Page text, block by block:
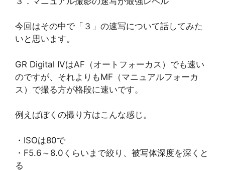
今回はその中で「３」の速写について話してみた
いと思います。
GR Digital IVはAF（オートフォーカス）でも速い
のですが、それよりもMF（マニュアルフォーカ
ス）で撮る方が格段に速いです。
例えばぼくの撮り方はこんな感じ。
・ISOは80で
・F5.6～8.0くらいまで絞り、被写体深度を深くと
る